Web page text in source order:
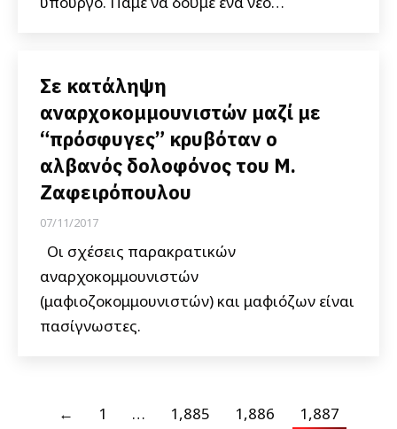
Σε κατάληψη
αναρχοκομμουνιστών μαζί με
“πρόσφυγες” κρυβόταν ο
αλβανός δολοφόνος του Μ.
Ζαφειρόπουλου
07/11/2017
Οι σχέσεις παρακρατικών
αναρχοκομμουνιστών
(μαφιοζοκομμουνιστών) και μαφιόζων είναι
πασίγνωστες.
← 1 … 1,885 1,886
1,887